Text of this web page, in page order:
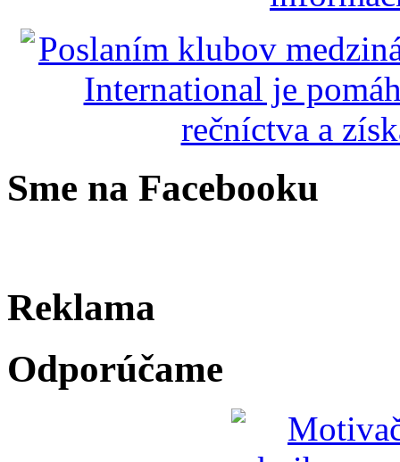
Sme na Facebooku
Reklama
Odporúčame